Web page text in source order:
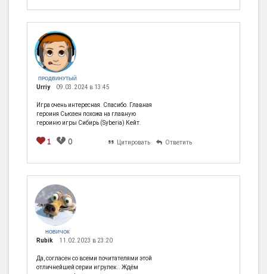
ПРОДВИНУТЫЙ
Urriy 09.03.2024 в 13:45
Игра очень интересная. Спасибо. Главная
героиня Сьюзен похожа на главную
героиню игры Сибирь (Syberia) Кейт.
1 0 Цитировать Ответить
НОВИЧОК
Rubik 11.02.2023 в 23:20
Да, согласен со всеми почитателями этой
отличнейшей серии игрулек.. Ждём